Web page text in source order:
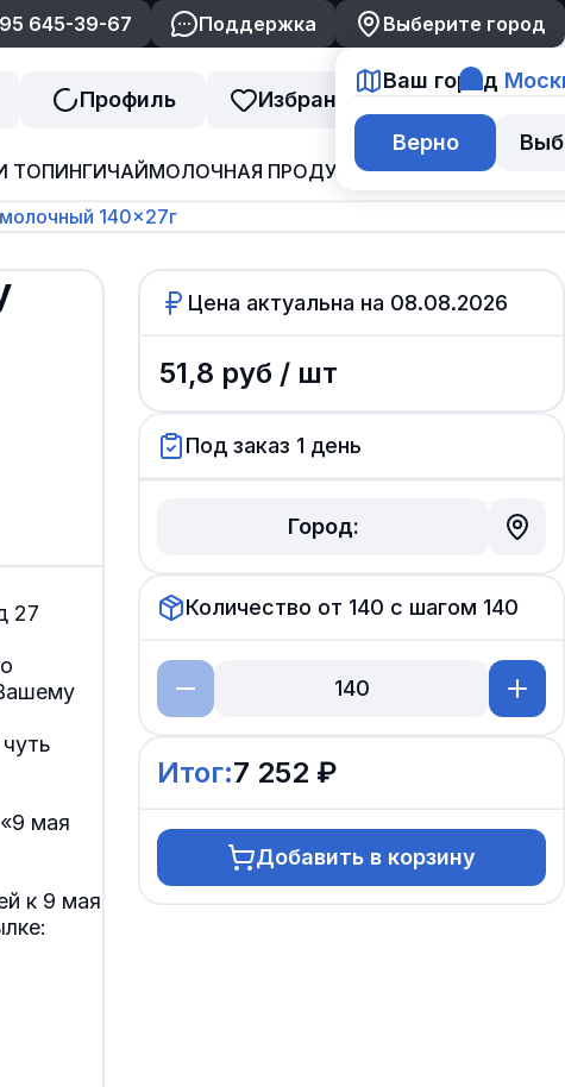
645-39-67 Поддержка Выберите город
Ваш город
Верно
Профиль Избранное Корзина
ТОПИНГИЧАЙМОЛОЧНАЯ ПРОДУКЦИЯДЖЕМ И
140×27г
27
мая
к 9 мая
Цена актуальна на 08.08.2026
51,8 руб / шт
Под заказ 1 день
Город:
Количество от 140 с шагом 140
Итог:7 252 ₽
Добавить в корзину